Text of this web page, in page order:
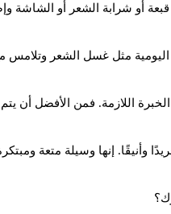
أو شرابة الشعر أو الشاشة
مثل غسل الشعر وتلامس مع
اللازمة. فمن الأفضل أن
إنها وسيلة متعة